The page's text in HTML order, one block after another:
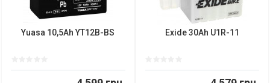
Yuasa 10,5Ah YT12B-BS Exide 30Ah U1R-11